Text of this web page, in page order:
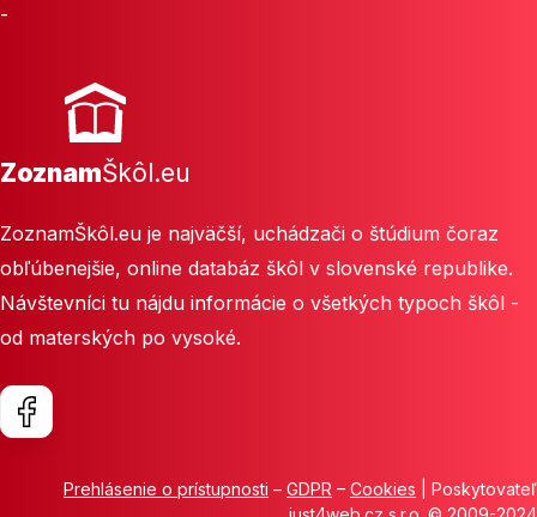
-
ZoznamŠkôl.eu
ZoznamŠkôl.eu je najväčší, uchádzači o štúdium čoraz
obľúbenejšie, online databáz škôl v slovenské republike.
Návštevníci tu nájdu informácie o všetkých typoch škôl -
od materských po vysoké.
Prehlásenie o prístupnosti – GDPR – Cookies | Poskytovateľ